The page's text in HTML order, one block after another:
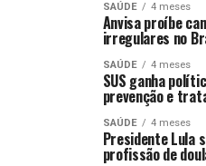
SAÚDE 4 meses
Anvisa proíbe
irregulares no
SAÚDE 4 meses
SUS ganha
prevenção e
SAÚDE 4 meses
Presidente Lula
profissão de